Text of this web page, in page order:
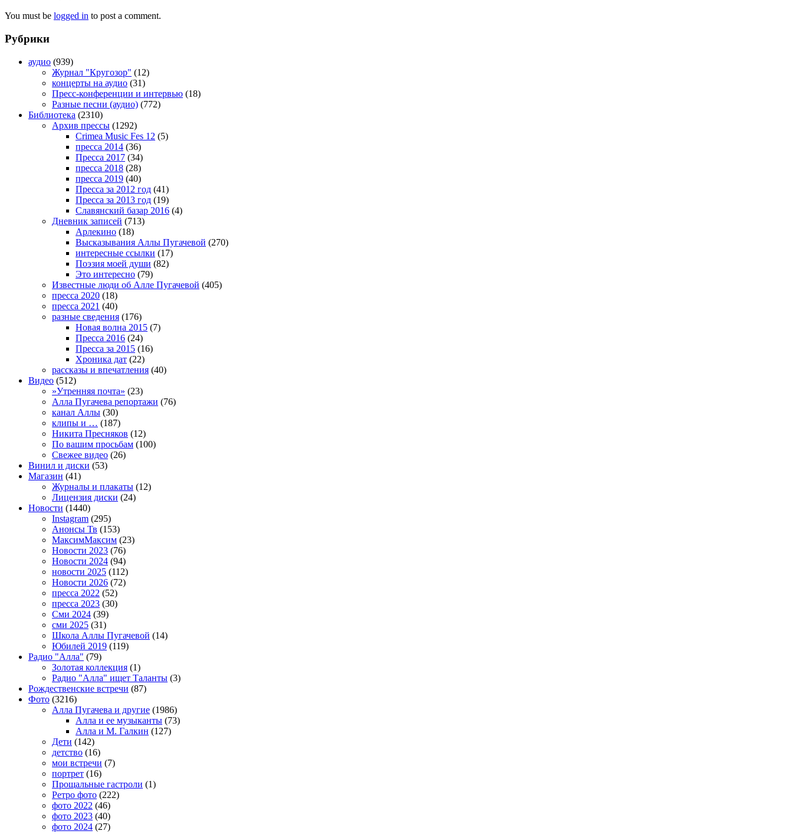
You must be logged in to post a comment.
Рубрики
аудио (939)
Журнал "Кругозор" (12)
концерты на аудио (31)
Пресс-конференции и интервью (18)
Разные песни (аудио) (772)
Библиотека (2310)
Архив прессы (1292)
Crimea Music Fes 12 (5)
пресса 2014 (36)
Пресса 2017 (34)
пресса 2018 (28)
пресса 2019 (40)
Пресса за 2012 год (41)
Пресса за 2013 год (19)
Славянский базар 2016 (4)
Дневник записей (713)
Арлекино (18)
Высказывания Аллы Пугачевой (270)
интересные ссылки (17)
Поэзия моей души (82)
Это интересно (79)
Известные люди об Алле Пугачевой (405)
пресса 2020 (18)
пресса 2021 (40)
разные сведения (176)
Новая волна 2015 (7)
Пресса 2016 (24)
Пресса за 2015 (16)
Хроника дат (22)
рассказы и впечатления (40)
Видео (512)
»Утренняя почта» (23)
Алла Пугачева репортажи (76)
канал Аллы (30)
клипы и … (187)
Никита Пресняков (12)
По вашим просьбам (100)
Свежее видео (26)
Винил и диски (53)
Магазин (41)
Журналы и плакаты (12)
Лицензия диски (24)
Новости (1440)
Instagram (295)
Анонсы Тв (153)
МаксимМаксим (23)
Новости 2023 (76)
Новости 2024 (94)
новости 2025 (112)
Новости 2026 (72)
пресса 2022 (52)
пресса 2023 (30)
Сми 2024 (39)
сми 2025 (31)
Школа Аллы Пугачевой (14)
Юбилей 2019 (119)
Радио "Алла" (79)
Золотая коллекция (1)
Радио "Алла" ищет Таланты (3)
Рождественские встречи (87)
Фото (3216)
Алла Пугачева и другие (1986)
Алла и ее музыканты (73)
Алла и М. Галкин (127)
Дети (142)
детство (16)
мои встречи (7)
портрет (16)
Прощальные гастроли (1)
Ретро фото (222)
фото 2022 (46)
фото 2023 (40)
фото 2024 (27)